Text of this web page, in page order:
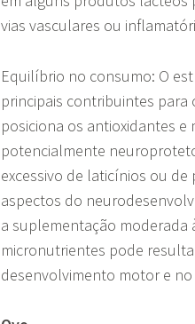
vias vasculares ou
Equilíbrio no consumo: O
principais contribuintes
posiciona os antioxidantes
potencialmente
excessivo de laticínios ou
aspectos do
a suplementação
micronutrientes pode
desenvolvimento motor e